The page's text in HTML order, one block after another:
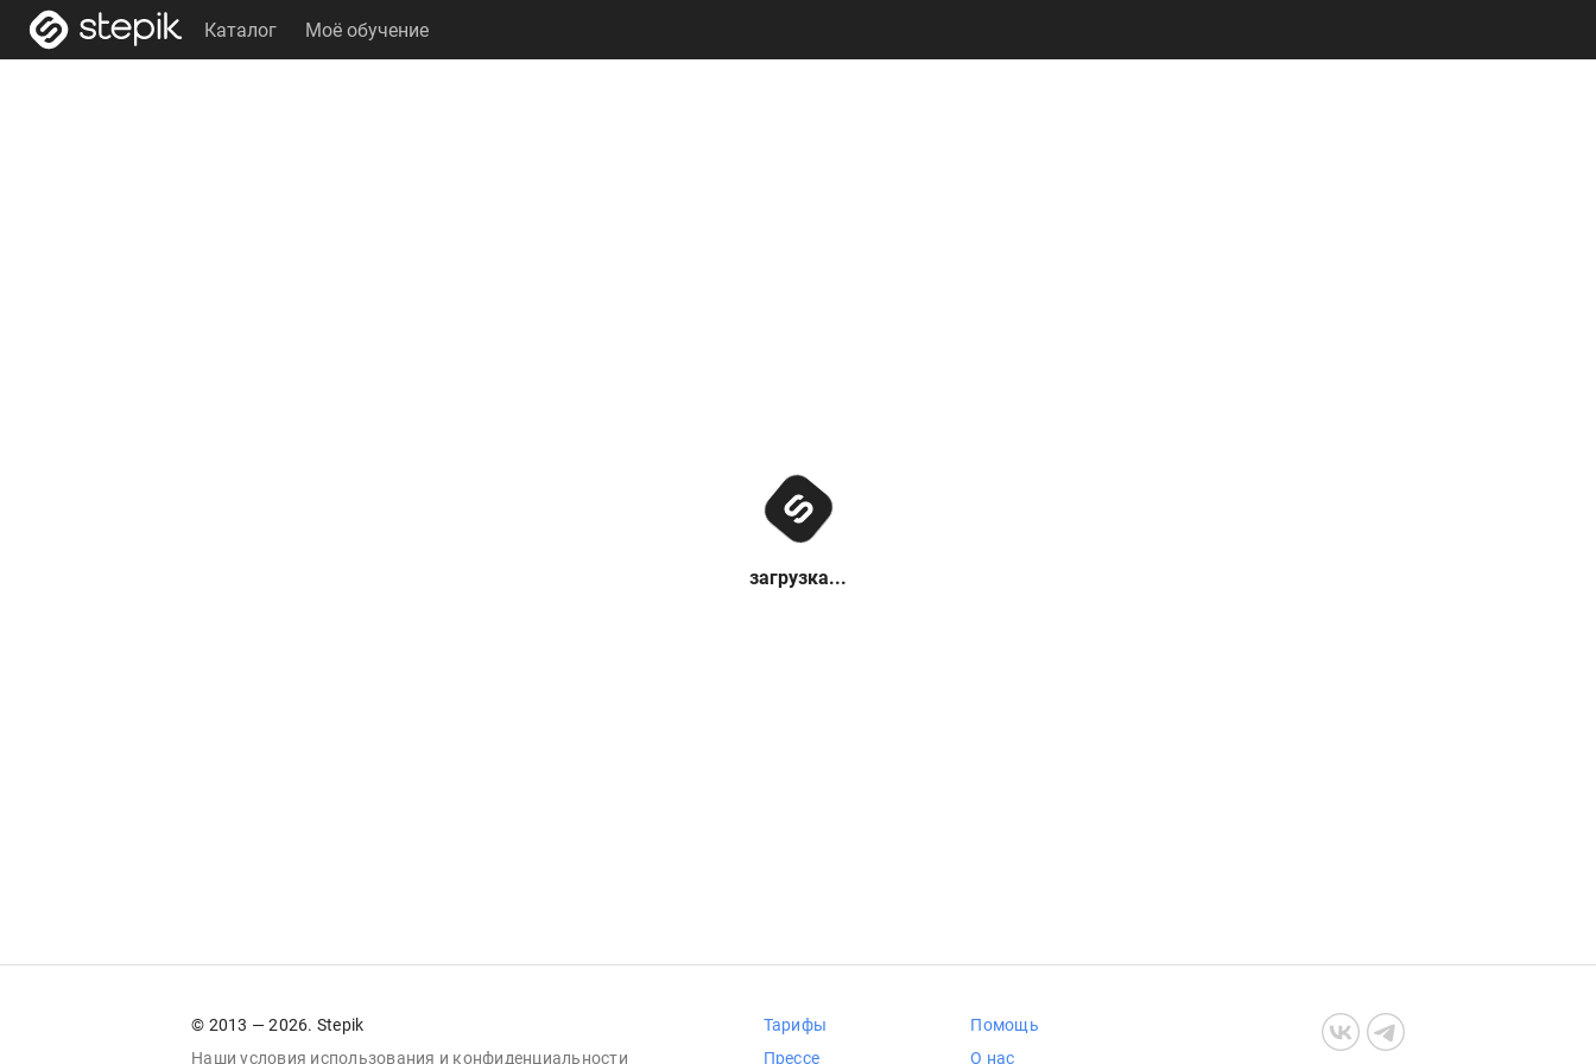
Каталог Моё обучение
загрузка...
© 2013 — 2026. Stepik
Наши условия использования и конфиденциальности
Тарифы
Прессе
Помощь
О нас